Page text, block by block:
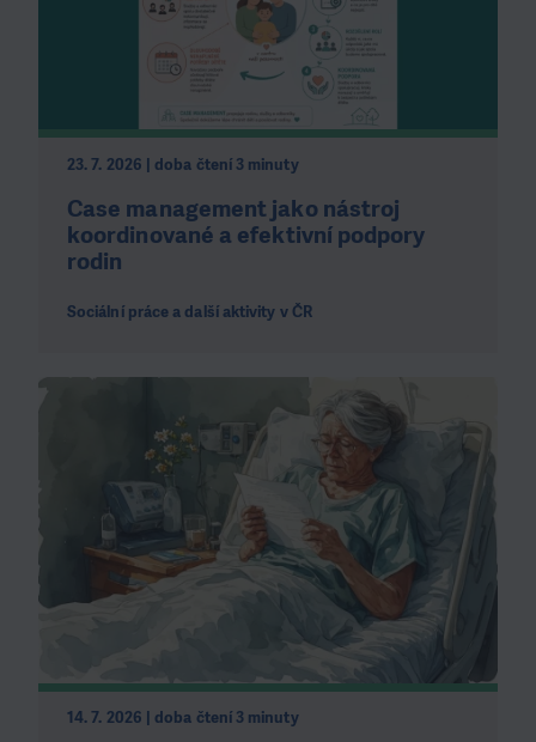
23. 7. 2026 | doba čtení 3 minuty
Case management jako nástroj
koordinované a efektivní podpory
rodin
Sociální práce a další aktivity v ČR
14. 7. 2026 | doba čtení 3 minuty